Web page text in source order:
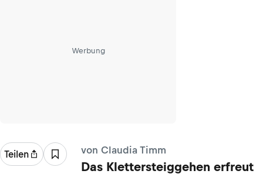
Werbung
Teilen von Claudia Timm
Das Klettersteiggehen erfreut